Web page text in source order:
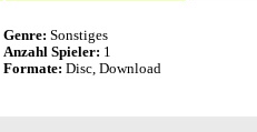
Genre: Sonstiges
Anzahl Spieler: 1
Formate: Disc, Download